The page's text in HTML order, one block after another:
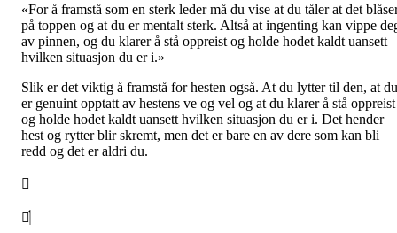
«For å framstå som en sterk leder må du vise at du tåler at det
på toppen og at du er mentalt sterk. Altså at ingenting kan vippe
av pinnen, og du klarer å stå oppreist og holde hodet kaldt uansett
hvilken situasjon du er i.»
Slik er det viktig å framstå for hesten også. At du lytter til den, at du
er genuint opptatt av hestens ve og vel og at du klarer å stå oppreist
og holde hodet kaldt uansett hvilken situasjon du er i. Det hender
hest og rytter blir skremt, men det er bare en av dere som kan bli
redd og det er aldri du.